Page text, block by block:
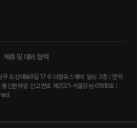
제휴 및 대외 협력
도산대로8길 17-6 더블유스퀘어 빌딩 3층 | 연락
신판매업 신고번호 제2021-서울강남-01810호 |